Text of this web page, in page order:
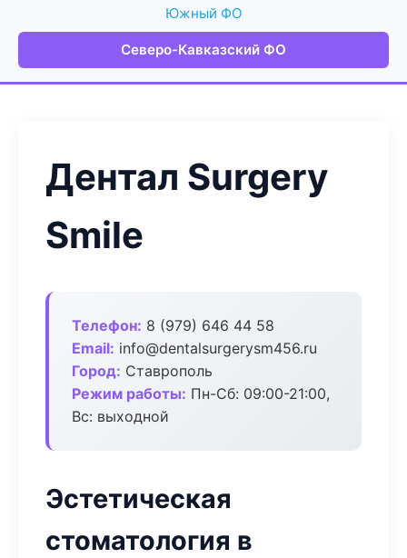
Южный ФО
Северо-Кавказский ФО
Дентал Surgery
Smile
Телефон: 8 (979) 646 44 58
Email: info@dentalsurgerysm456.ru
Город: Ставрополь
Режим работы: Пн-Сб: 09:00-21:00,
Вс: выходной
Эстетическая
стоматология в